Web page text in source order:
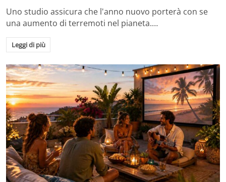
Uno studio assicura che l'anno nuovo porterà con se
una aumento di terremoti nel pianeta.…
Leggi di più